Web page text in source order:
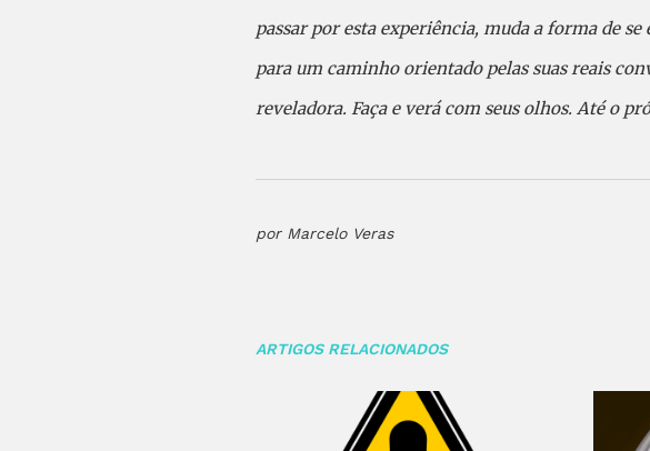
passar por esta experiência, muda a forma de
para um caminho orientado pelas suas reais
reveladora. Faça e verá com seus olhos. Até o
por Marcelo Veras
ARTIGOS RELACIONADOS